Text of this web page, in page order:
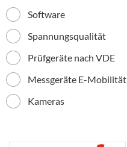
Software
Spannungsqualität
Prüfgeräte nach VDE
Messgeräte E-Mobilität
Kameras